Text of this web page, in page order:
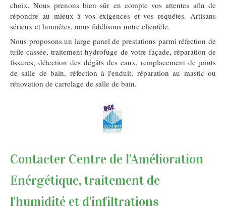
choix. Nous prenons bien sûr en compte vos attentes afin de
répondre au mieux à vos exigences et vos requêtes. Artisans
sérieux et honnêtes, nous fidélisons notre clientèle.
Nous proposons un large panel de prestations parmi réfection de
tuile cassée, traitement hydrofuge de votre façade, réparation de
fissures, détection des dégâts des eaux, remplacement de joints
de salle de bain, réfection à l'enduit, réparation au mastic ou
rénovation de carrelage de salle de bain.
Contacter Centre de l'Amélioration
Enérgétique, traitement de
l'humidité et d'infiltrations